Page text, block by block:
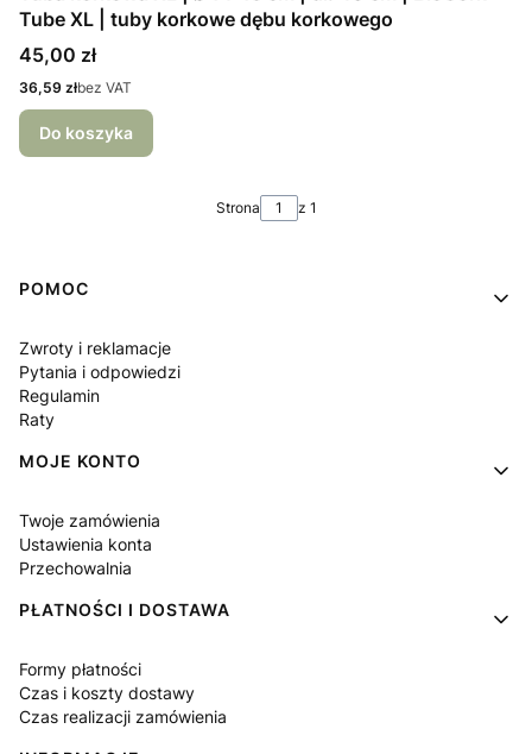
Tube XL | tuby korkowe dębu korkowego
Cena
45,00 zł
Cena
36,59 złbez VAT
Do koszyka
Strona z 1
Linki w stopce
POMOC
Zwroty i reklamacje
Pytania i odpowiedzi
Regulamin
Raty
MOJE KONTO
Twoje zamówienia
Ustawienia konta
Przechowalnia
PŁATNOŚCI I DOSTAWA
Formy płatności
Czas i koszty dostawy
Czas realizacji zamówienia